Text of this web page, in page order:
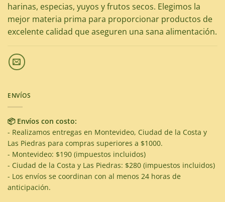
harinas, especias, yuyos y frutos secos. Elegimos la
mejor materia prima para proporcionar productos de
excelente calidad que aseguren una sana alimentación.
ENVÍOS
📦 Envíos con costo:
- Realizamos entregas en Montevideo, Ciudad de la Costa y
Las Piedras para compras superiores a $1000.
- Montevideo: $190 (impuestos incluidos)
- Ciudad de la Costa y Las Piedras: $280 (impuestos incluidos)
- Los envíos se coordinan con al menos 24 horas de
anticipación.